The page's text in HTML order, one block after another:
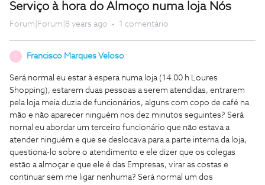
Serviço à hora do Almoço numa loja Nós
Forum|Forum|8 years ago 1 comentário
Francisco Marques Veloso
Será normal eu estar à espera numa loja (14.00 h Loures
Shopping), estarem duas pessoas a serem atendidas, entrarem
pela loja meia duzia de funcionários, alguns com copo de café na
mão e não aparecer ninguém nos dez minutos seguintes? Será
nornal eu abordar um terceiro funcionário que não estava a
atender ninguém e que se deslocava para a parte interna da loja,
questiona-lo sobre o atendimento e ele dizer que os colegas
estão a almoçar e que ele é das Empresas, virar as costas e
continuar sem me ligar nenhuma? Será normal um dos